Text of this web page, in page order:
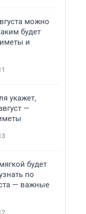
можно
будет
и
укажет,
—
будет
по
— важные